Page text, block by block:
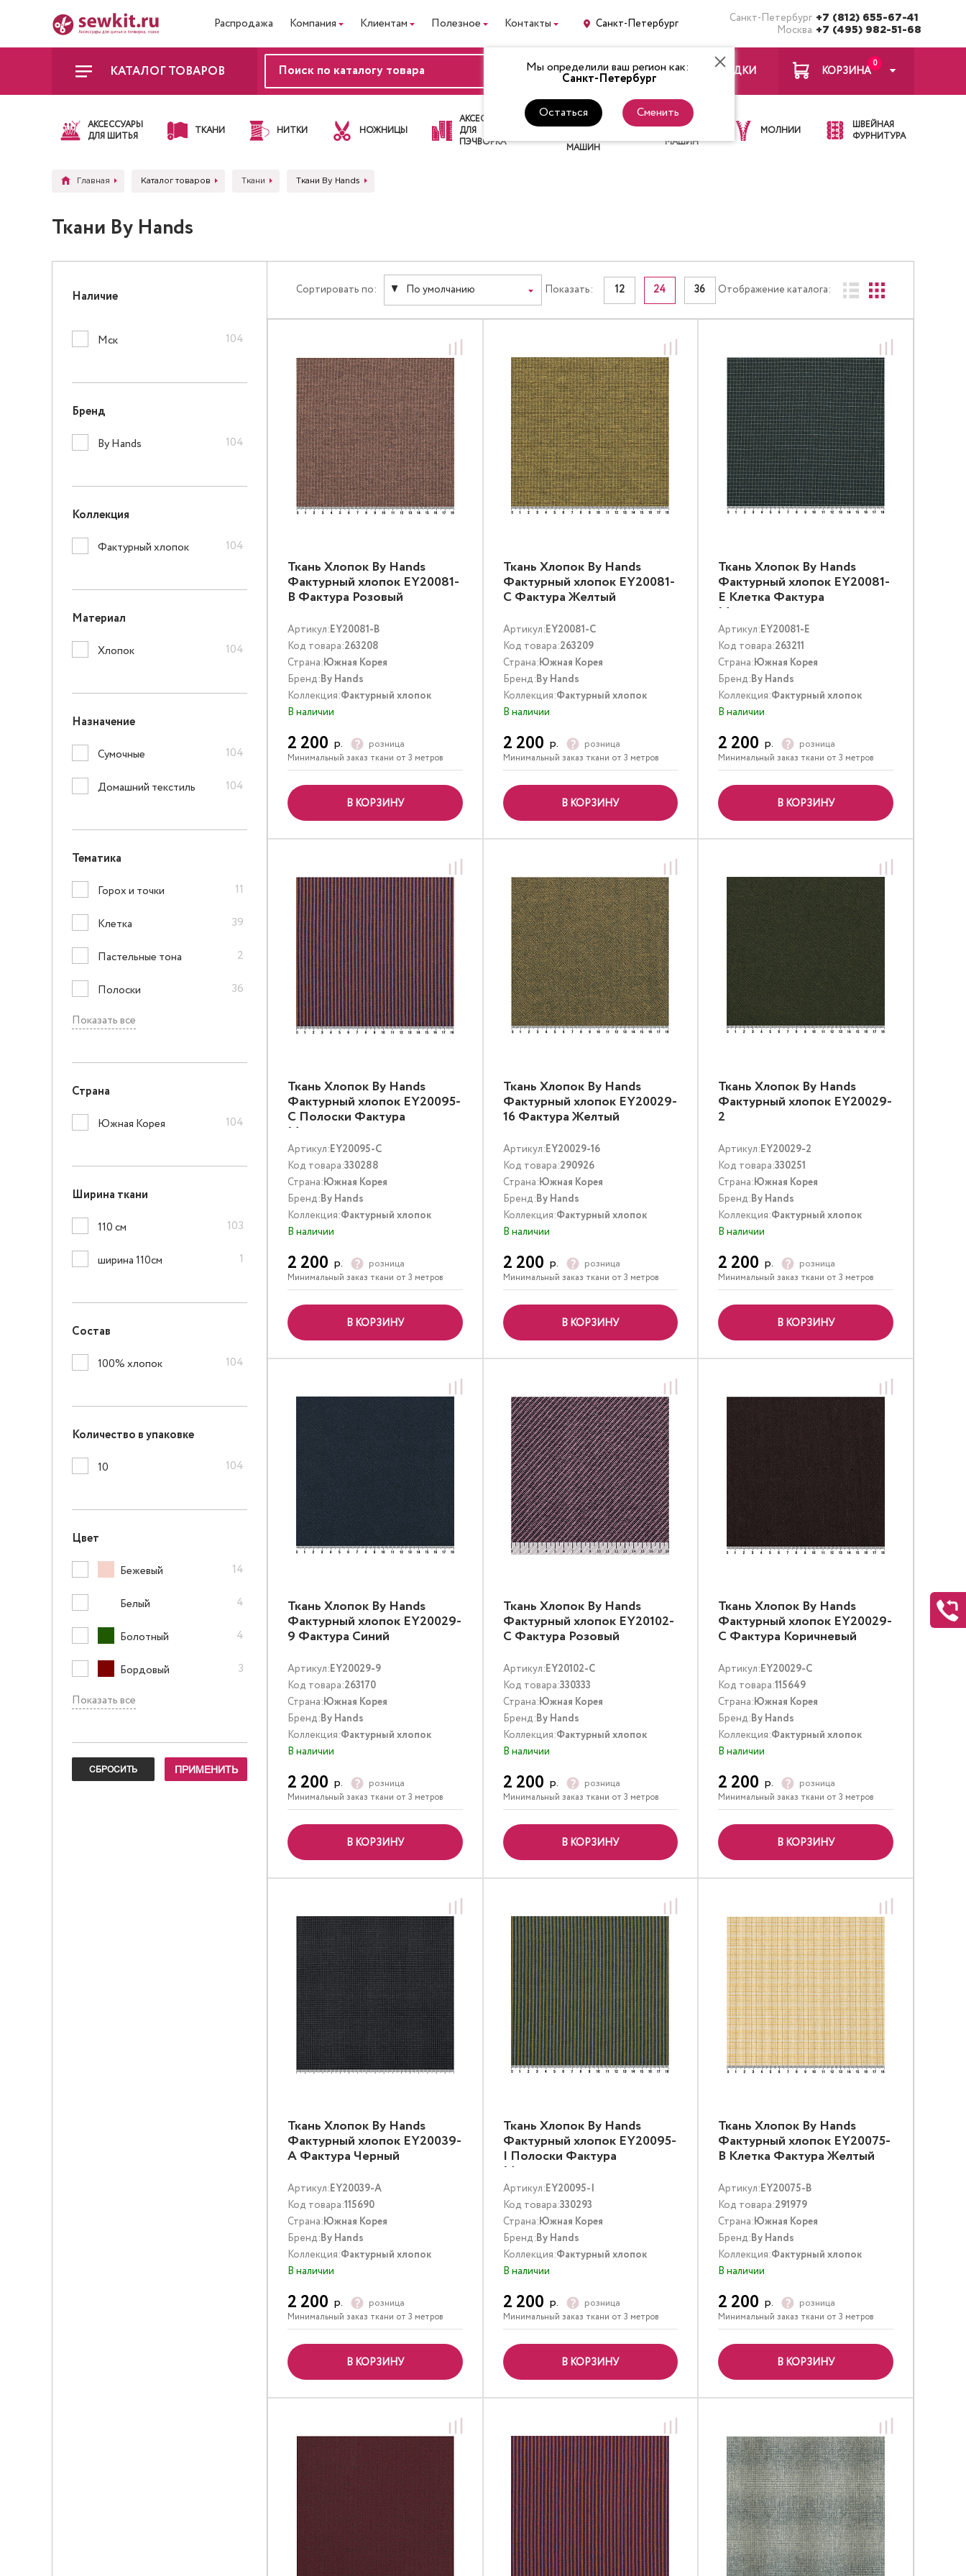
Распродажа Компания Клиентам Полезное Контакты Санкт-Петербург Санкт-Петербург +7 (812) 655-67-41
Москва +7 (495) 982-51-68
Мы определили ваш регион как:
Санкт-Петербург
Остаться Сменить
КАТАЛОГ ТОВАРОВ ВХОД ЗАКЛАДКИ
0
КОРЗИНА
АКСЕССУАРЫ
ДЛЯ ШИТЬЯ
ТКАНИ НИТКИ НОЖНИЦЫ
АКСЕССУАРЫ
ДЛЯ
ПЭЧВОРКА
ЛАПКИ
ДЛЯ
МАШИН
ИГЛЫ ДЛЯ
ШВЕЙНЫХ
МАШИН
МОЛНИИ
ШВЕЙНАЯ
ФУРНИТУРА
Главная Каталог товаров Ткани Ткани By Hands
Ткани By Hands
Наличие
Мск 104
Бренд
By Hands 104
Коллекция
Фактурный хлопок 104
Материал
Хлопок 104
Назначение
Сумочные 104
Домашний текстиль 104
Тематика
Горох и точки 11
Клетка 39
Пастельные тона 2
Полоски 36
Показать все
Страна
Южная Корея 104
Ширина ткани
110 см 103
ширина 110см 1
Состав
100% хлопок 104
Количество в упаковке
10 104
Цвет
Бежевый 14
Белый 4
Болотный 4
Бордовый 3
Показать все
Сортировать по: По умолчанию Показать: 12 24 36 Отображение каталога:
Ткань Хлопок By Hands
Фактурный хлопок EY20081-
B Фактура Розовый
Артикул:EY20081-B
Код товара:263208
Страна:Южная Корея
Бренд:By Hands
Коллекция:Фактурный хлопок
В наличии
2 200 р. розница
Минимальный заказ ткани от 3 метров
В КОРЗИНУ
Ткань Хлопок By Hands
Фактурный хлопок EY20081-
C Фактура Желтый
Артикул:EY20081-C
Код товара:263209
Страна:Южная Корея
Бренд:By Hands
Коллекция:Фактурный хлопок
В наличии
2 200 р. розница
Минимальный заказ ткани от 3 метров
В КОРЗИНУ
Ткань Хлопок By Hands
Фактурный хлопок EY20081-
E Клетка Фактура
Мультиколор
Артикул:EY20081-E
Код товара:263211
Страна:Южная Корея
Бренд:By Hands
Коллекция:Фактурный хлопок
В наличии
2 200 р. розница
Минимальный заказ ткани от 3 метров
В КОРЗИНУ
Ткань Хлопок By Hands
Фактурный хлопок EY20095-
C Полоски Фактура
Мультиколор
Артикул:EY20095-C
Код товара:330288
Страна:Южная Корея
Бренд:By Hands
Коллекция:Фактурный хлопок
В наличии
2 200 р. розница
Минимальный заказ ткани от 3 метров
В КОРЗИНУ
Ткань Хлопок By Hands
Фактурный хлопок EY20029-
16 Фактура Желтый
Артикул:EY20029-16
Код товара:290926
Страна:Южная Корея
Бренд:By Hands
Коллекция:Фактурный хлопок
В наличии
2 200 р. розница
Минимальный заказ ткани от 3 метров
В КОРЗИНУ
Ткань Хлопок By Hands
Фактурный хлопок EY20029-
2
Артикул:EY20029-2
Код товара:330251
Страна:Южная Корея
Бренд:By Hands
Коллекция:Фактурный хлопок
В наличии
2 200 р. розница
Минимальный заказ ткани от 3 метров
В КОРЗИНУ
Ткань Хлопок By Hands
Фактурный хлопок EY20029-
9 Фактура Синий
Артикул:EY20029-9
Код товара:263170
Страна:Южная Корея
Бренд:By Hands
Коллекция:Фактурный хлопок
В наличии
2 200 р. розница
Минимальный заказ ткани от 3 метров
В КОРЗИНУ
Ткань Хлопок By Hands
Фактурный хлопок EY20102-
C Фактура Розовый
Артикул:EY20102-C
Код товара:330333
Страна:Южная Корея
Бренд:By Hands
Коллекция:Фактурный хлопок
В наличии
2 200 р. розница
Минимальный заказ ткани от 3 метров
В КОРЗИНУ
Ткань Хлопок By Hands
Фактурный хлопок EY20029-
C Фактура Коричневый
Артикул:EY20029-C
Код товара:115649
Страна:Южная Корея
Бренд:By Hands
Коллекция:Фактурный хлопок
В наличии
2 200 р. розница
Минимальный заказ ткани от 3 метров
В КОРЗИНУ
Ткань Хлопок By Hands
Фактурный хлопок EY20039-
A Фактура Черный
Артикул:EY20039-A
Код товара:115690
Страна:Южная Корея
Бренд:By Hands
Коллекция:Фактурный хлопок
В наличии
2 200 р. розница
Минимальный заказ ткани от 3 метров
В КОРЗИНУ
Ткань Хлопок By Hands
Фактурный хлопок EY20095-
I Полоски Фактура
Мультиколор
Артикул:EY20095-I
Код товара:330293
Страна:Южная Корея
Бренд:By Hands
Коллекция:Фактурный хлопок
В наличии
2 200 р. розница
Минимальный заказ ткани от 3 метров
В КОРЗИНУ
Ткань Хлопок By Hands
Фактурный хлопок EY20075-
B Клетка Фактура Желтый
Артикул:EY20075-B
Код товара:291979
Страна:Южная Корея
Бренд:By Hands
Коллекция:Фактурный хлопок
В наличии
2 200 р. розница
Минимальный заказ ткани от 3 метров
В КОРЗИНУ